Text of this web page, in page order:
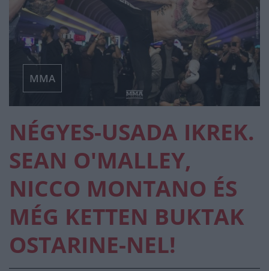
MMA
NÉGYES-USADA IKREK.
SEAN O'MALLEY,
NICCO MONTANO ÉS
MÉG KETTEN BUKTAK
OSTARINE-NEL!